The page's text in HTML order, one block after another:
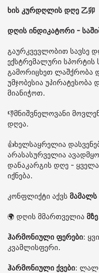
ხის კურდღლის დღე 乙卯
დღის ინდიკატორი -
გაურკვევლობით სავსე
ექსტრემალური სპორტის
გამორიცხეთ ლაშქრობა
უმჯობესია
მიანიჭოთ.
👎მნიშვნელოვანი
დღეა.
👍ხელსაყრელია
არასასურველია
დანაკარგის დღე -
იქნება.
კონფლიქტი აქვს მამალს
🌍 დღის მმართველია
ჰარმონიული ფერები:
კვამლისფერი.
ჰარმონიული ქვები: